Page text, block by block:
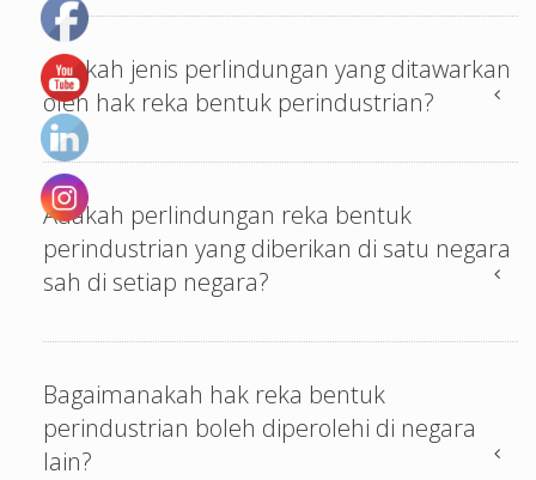
Apakah jenis perlindungan yang ditawarkan
oleh hak reka bentuk perindustrian?
Adakah perlindungan reka bentuk
perindustrian yang diberikan di satu negara
sah di setiap negara?
Bagaimanakah hak reka bentuk
perindustrian boleh diperolehi di negara
lain?